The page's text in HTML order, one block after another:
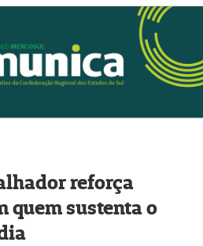
reforça
quem sustenta o